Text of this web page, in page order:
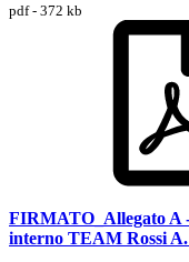
pdf - 372 kb
FIRMATO_Allegato A
interno TEAM Rossi